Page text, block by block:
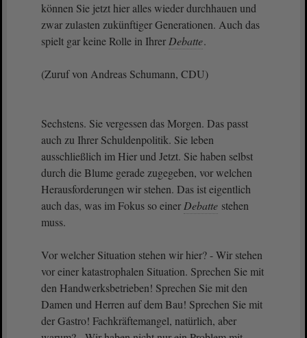
können Sie jetzt hier alles wieder durchhauen und
zwar zulasten zukünftiger Generationen. Auch das
spielt gar keine Rolle in Ihrer Debatte.
(Zuruf von Andreas Schumann, CDU)
Sechstens. Sie vergessen das Morgen. Das passt
auch zu Ihrer Schuldenpolitik. Sie leben
ausschließlich im Hier und Jetzt. Sie haben selbst
durch die Blume gerade zugegeben, vor welchen
Herausforderungen wir stehen. Das ist eigentlich
auch das, was im Fokus so einer Debatte stehen
muss.
Vor welcher Situation stehen wir hier? - Wir stehen
vor einer katastrophalen Situation. Sprechen Sie mit
den Handwerksbetrieben! Sprechen Sie mit den
Damen und Herren auf dem Bau! Sprechen Sie mit
der Gastro! Fachkräftemangel, natürlich, aber